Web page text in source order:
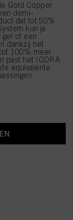
Gold Copper
demi-
dat tot 50%
kun je
of een
dankzij het
100% meer
past het IGORA
equivalente